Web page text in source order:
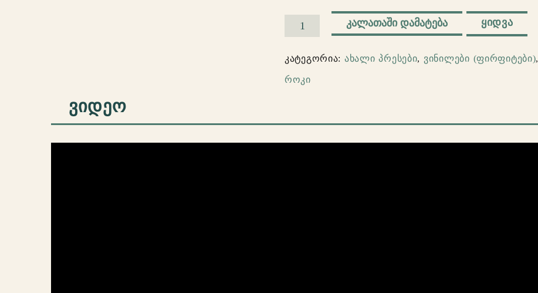
რაოდენობა:
N'
Roses
ᲙᲐᲚᲐᲗᲐᲨᲘ ᲓᲐᲛᲐᲢᲔᲑᲐ ᲧᲘᲓᲕᲐ
კატეგორია: ახალი პრესები, ვინილები (ფირფიტები),
როკი
ᲕᲘᲓᲔᲝ